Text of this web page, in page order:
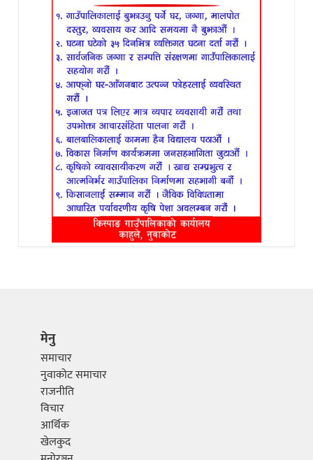
मेनु
समाचार
नुवाकोट समाचार
राजनीति
विचार
आर्थिक
खेलकुद